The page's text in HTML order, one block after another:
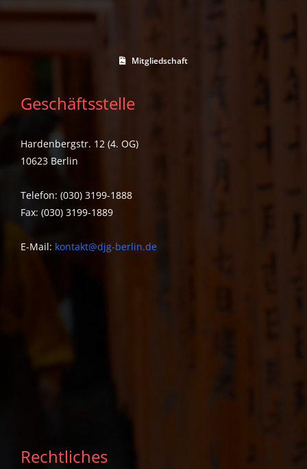
Mitgliedschaft
Geschäftsstelle
Hardenbergstr. 12 (4. OG)
10623 Berlin
Telefon: (030) 3199-1888
Fax: (030) 3199-1889
E-Mail: kontakt@djg-berlin.de
Rechtliches